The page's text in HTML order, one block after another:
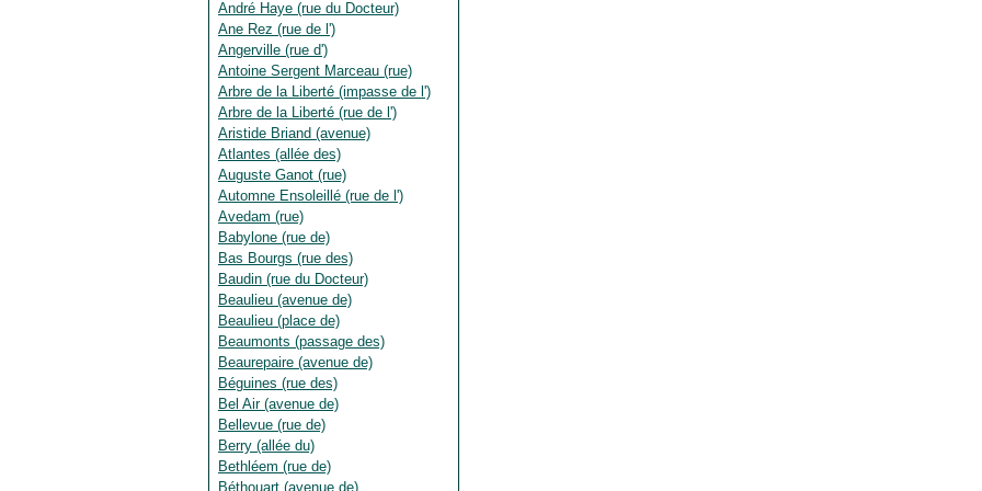
André Haye (rue du Docteur)
Ane Rez (rue de l')
Angerville (rue d')
Antoine Sergent Marceau (rue)
Arbre de la Liberté (impasse de l')
Arbre de la Liberté (rue de l')
Aristide Briand (avenue)
Atlantes (allée des)
Auguste Ganot (rue)
Automne Ensoleillé (rue de l')
Avedam (rue)
Babylone (rue de)
Bas Bourgs (rue des)
Baudin (rue du Docteur)
Beaulieu (avenue de)
Beaulieu (place de)
Beaumonts (passage des)
Beaurepaire (avenue de)
Béguines (rue des)
Bel Air (avenue de)
Bellevue (rue de)
Berry (allée du)
Bethléem (rue de)
Béthouart (avenue de)